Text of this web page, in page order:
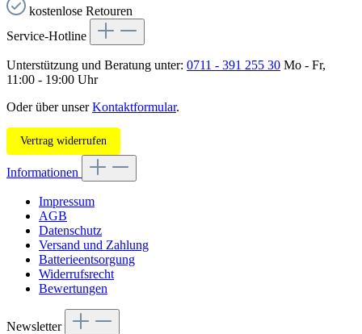
kostenlose Retouren
Service-Hotline
Unterstützung und Beratung unter: 0711 - 391 255 30 Mo - Fr,
11:00 - 19:00 Uhr
Oder über unserKontaktformular.
Vertrag widerrufen
Informationen
Impressum
AGB
Datenschutz
Versand und Zahlung
Batterieentsorgung
Widerrufsrecht
Bewertungen
Newsletter